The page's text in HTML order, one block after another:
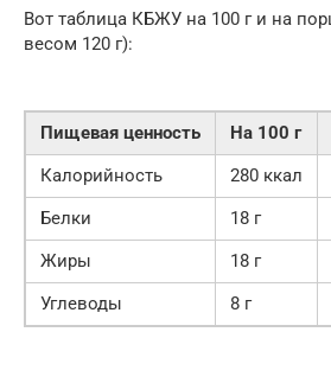
Вот таблица КБЖУ на 100 г и на
весом 120 г):
Пищевая ценность На 100 г
Калорийность
280 ккал
Белки
18 г
Жиры
18 г
Углеводы
8 г